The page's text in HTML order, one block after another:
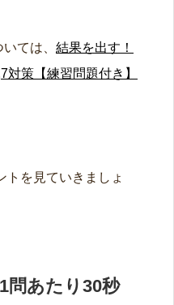
ては、 結果を出す！
策【練習問題付き】
トを見ていきましょ
問あたり30秒